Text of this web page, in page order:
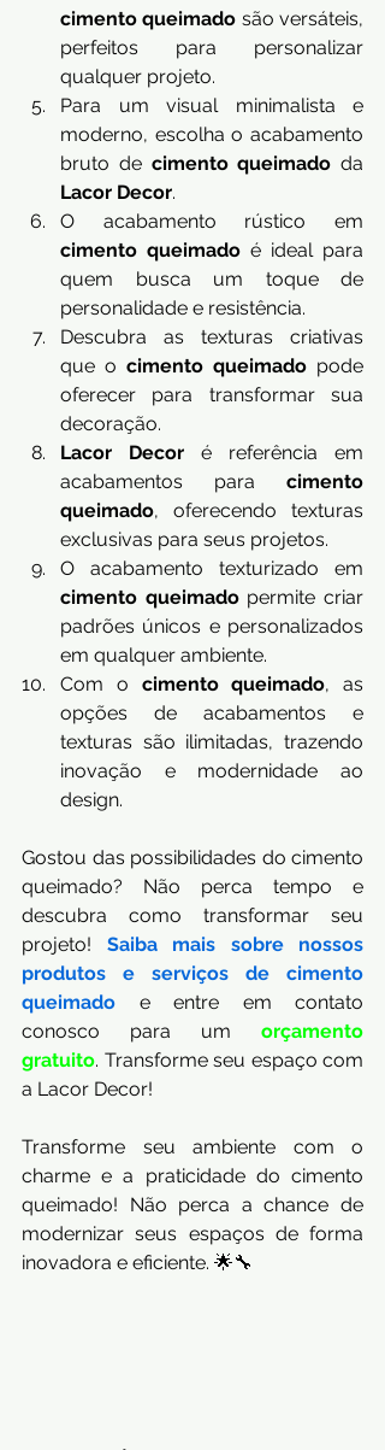
cimento queimado são versáteis,
perfeitos para personalizar
qualquer projeto.
Para um visual minimalista e
moderno, escolha o acabamento
bruto de cimento queimado
Lacor Decor.
cimento queimado é ideal para
quem busca um toque de
personalidade e resistência.
Descubra as texturas criativas
que o cimento queimado pode
oferecer para transformar sua
decoração.
Lacor Decor é referência em
acabamentos para cimento
queimado, oferecendo texturas
exclusivas para seus projetos.
cimento queimado permite criar
padrões únicos e personalizados
em qualquer ambiente.
Com o cimento queimado, as
opções de acabamentos e
texturas são ilimitadas, trazendo
inovação e modernidade ao
design.
Gostou das possibilidades do cimento
queimado? Não perca tempo e
descubra como transformar seu
projeto! Saiba mais sobre nossos
produtos e serviços de cimento
queimado e entre em contato
conosco para um
orçamento
gratuito. Transforme seu espaço com
a Lacor Decor!
Transforme seu ambiente com o
charme e a praticidade do cimento
queimado! Não perca a chance de
modernizar seus espaços de forma
inovadora e eficiente. 🌟🔧